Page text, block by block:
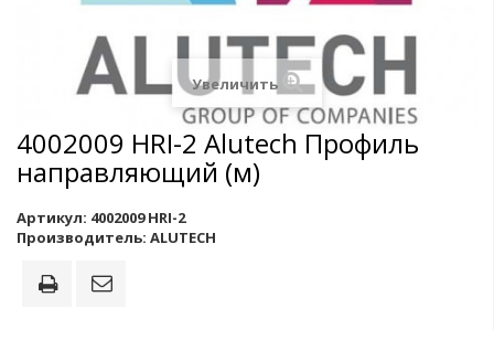
Увеличить
4002009 HRI-2 Alutech Профиль
направляющий (м)
Артикул: 4002009 HRI-2
Производитель: ALUTECH